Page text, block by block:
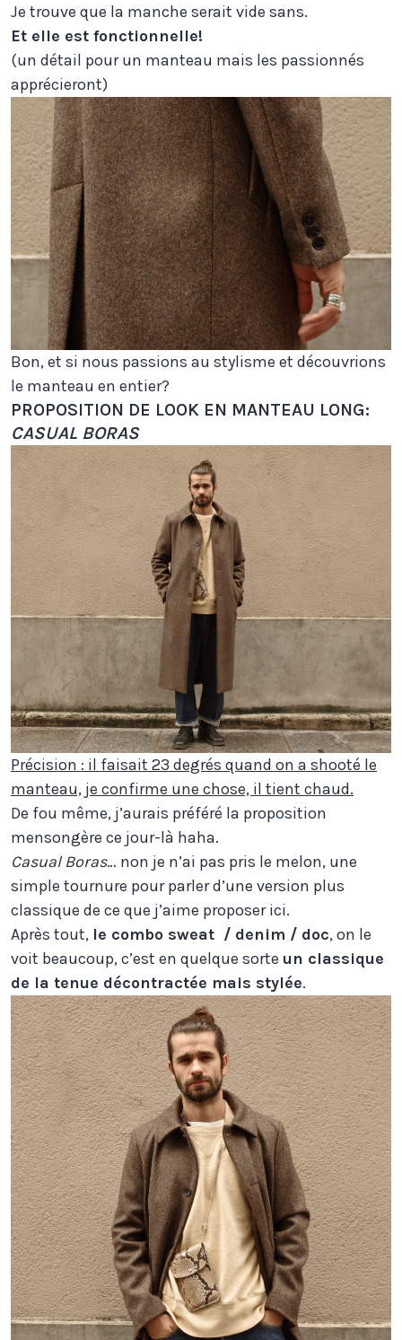
Je trouve que la manche serait vide sans.
Et elle est fonctionnelle!
(un détail pour un manteau mais les passionnés
apprécieront)
Bon, et si nous passions au stylisme et découvrions
le manteau en entier?
PROPOSITION DE LOOK EN MANTEAU LONG:
CASUAL BORAS
Précision : il faisait 23 degrés quand on a shooté le
manteau, je confirme une chose, il tient chaud.
De fou même, j’aurais préféré la proposition
mensongère ce jour-là haha.
Casual Boras… non je n’ai pas pris le melon, une
simple tournure pour parler d’une version plus
classique de ce que j’aime proposer ici.
Après tout, le combo sweat / denim / doc, on le
voit beaucoup, c’est en quelque sorte un classique
de la tenue décontractée mais stylée.